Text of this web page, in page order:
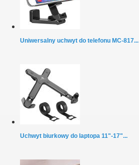
Uniwersalny uchwyt do telefonu MC-817...
Uchwyt biurkowy do laptopa 11"-17"...